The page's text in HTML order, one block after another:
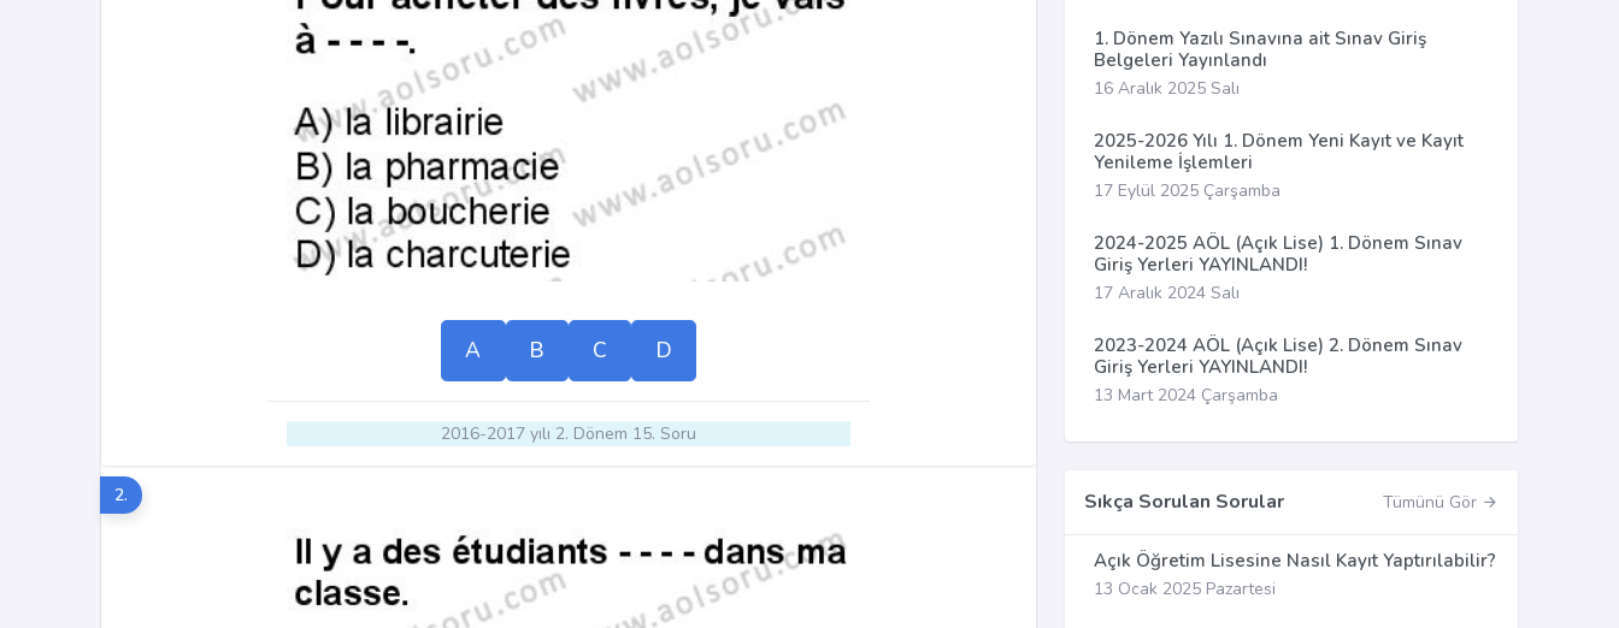
A B C D
2016-2017 yılı 2. Dönem 15. Soru
2.
1. Dönem Yazılı Sınavına ait Sınav Giriş
Belgeleri Yayınlandı
16 Aralık 2025 Salı
2025-2026 Yılı 1. Dönem Yeni Kayıt ve Kayıt
Yenileme İşlemleri
17 Eylül 2025 Çarşamba
2024-2025 AÖL (Açık Lise) 1. Dönem Sınav
Giriş Yerleri YAYINLANDI!
17 Aralık 2024 Salı
2023-2024 AÖL (Açık Lise) 2. Dönem Sınav
Giriş Yerleri YAYINLANDI!
13 Mart 2024 Çarşamba
Sıkça Sorulan Sorular Tümünü Gör
Açık Öğretim Lisesine Nasıl Kayıt Yaptırılabilir?
13 Ocak 2025 Pazartesi